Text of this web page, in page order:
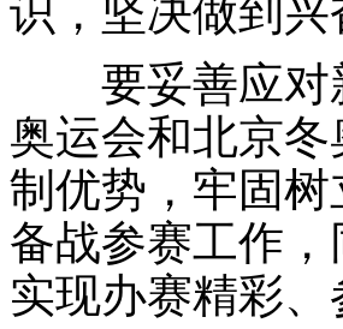
识，坚决做到兴
要妥善应对新
奥运会和北京
制优势，牢固
备战参赛工作
实现办赛精彩